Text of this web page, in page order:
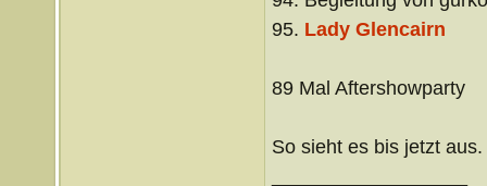
95. Lady Glencairn
89 Mal Aftershowparty
So sieht es bis jetzt aus.